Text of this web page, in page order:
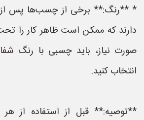
* **رنگ:** برخی از چسب‌ها پس
دارند که ممکن است ظاهر کار را
صورت نیاز، باید چسبی با رنگ
انتخاب کنید.
**توصیه:** قبل از استفاده از